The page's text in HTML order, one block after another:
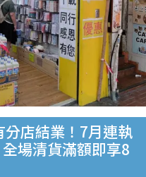
店結業！7月連執
場清貨滿額即享8